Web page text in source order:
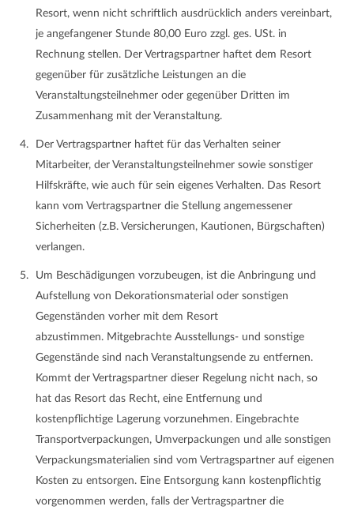
Resort, wenn nicht schriftlich ausdrücklich anders vereinbart,
je angefangener Stunde 80,00 Euro zzgl. ges. USt. in
Rechnung stellen. Der Vertragspartner haftet dem Resort
gegenüber für zusätzliche Leistungen an die
Veranstaltungsteilnehmer oder gegenüber Dritten im
Zusammenhang mit der Veranstaltung.
Der Vertragspartner haftet für das Verhalten seiner
Mitarbeiter, der Veranstaltungsteilnehmer sowie sonstiger
Hilfskräfte, wie auch für sein eigenes Verhalten. Das Resort
kann vom Vertragspartner die Stellung angemessener
Sicherheiten (z.B. Versicherungen, Kautionen, Bürgschaften)
verlangen.
Um Beschädigungen vorzubeugen, ist die Anbringung und
Aufstellung von Dekorationsmaterial oder sonstigen
Gegenständen vorher mit dem Resort
abzustimmen. Mitgebrachte Ausstellungs- und sonstige
Gegenstände sind nach Veranstaltungsende zu entfernen.
Kommt der Vertragspartner dieser Regelung nicht nach, so
hat das Resort das Recht, eine Entfernung und
kostenpflichtige Lagerung vorzunehmen. Eingebrachte
Transportverpackungen, Umverpackungen und alle sonstigen
Verpackungsmaterialien sind vom Vertragspartner auf eigenen
Kosten zu entsorgen. Eine Entsorgung kann kostenpflichtig
vorgenommen werden, falls der Vertragspartner die